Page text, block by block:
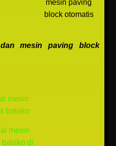
mesin paving
block otomatis
mesin paving block